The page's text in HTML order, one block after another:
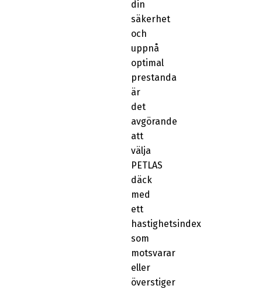
din
säkerhet
och
uppnå
optimal
prestanda
är
det
avgörande
att
välja
PETLAS
däck
med
ett
hastighetsindex
som
motsvarar
eller
överstiger